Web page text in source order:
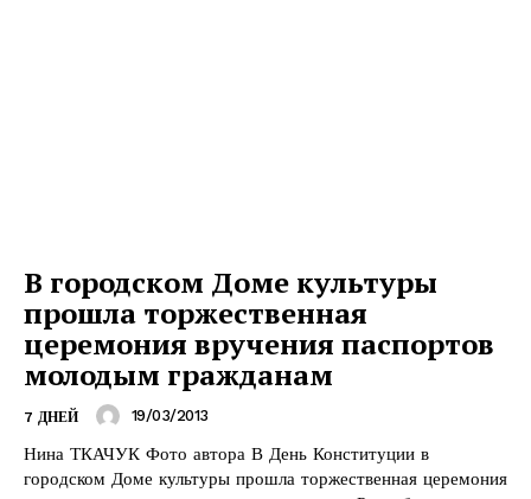
В городском Доме культуры
прошла торжественная
церемония вручения паспортов
молодым гражданам
7 ДНЕЙ 19/03/2013
Нина ТКАЧУК Фото автора В День Конституции в
городском Доме культуры прошла торжественная церемония